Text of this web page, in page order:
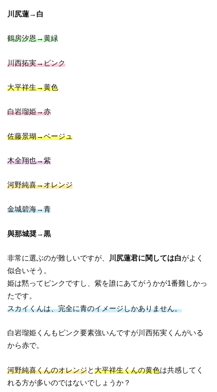
川尻蓮→白
鶴房汐恩→黄緑
川西拓実→ピンク
大平祥生→黄色
白岩瑠姫→赤
佐藤景瑚→ベージュ
木全翔也→紫
河野純喜→オレンジ
金城碧海→青
與那城奨→黒
非常に選ぶのが難しいですが、 川尻蓮君に関しては白がよく
似合いそう。
姫は黙ってピンクですし、紫を誰にあてがうかが1番難しかっ
たです。
スカイくんは、完全に青のイメージしかありません。
白岩瑠姫くんもピンク要素強いんですが川西拓実くんがいる
から赤で。
河野純喜くんのオレンジと大平祥生くんの黄色は共感してく
れる方が多いのではないでしょうか？